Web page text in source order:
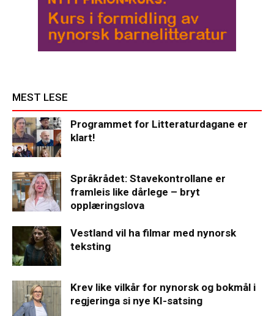
MEST LESE
Programmet for Litteraturdagane er
klart!
Språkrådet: Stavekontrollane er
framleis like dårlege – bryt
opplæringslova
Vestland vil ha filmar med nynorsk
teksting
Krev like vilkår for nynorsk og bokmål i
regjeringa si nye KI-satsing